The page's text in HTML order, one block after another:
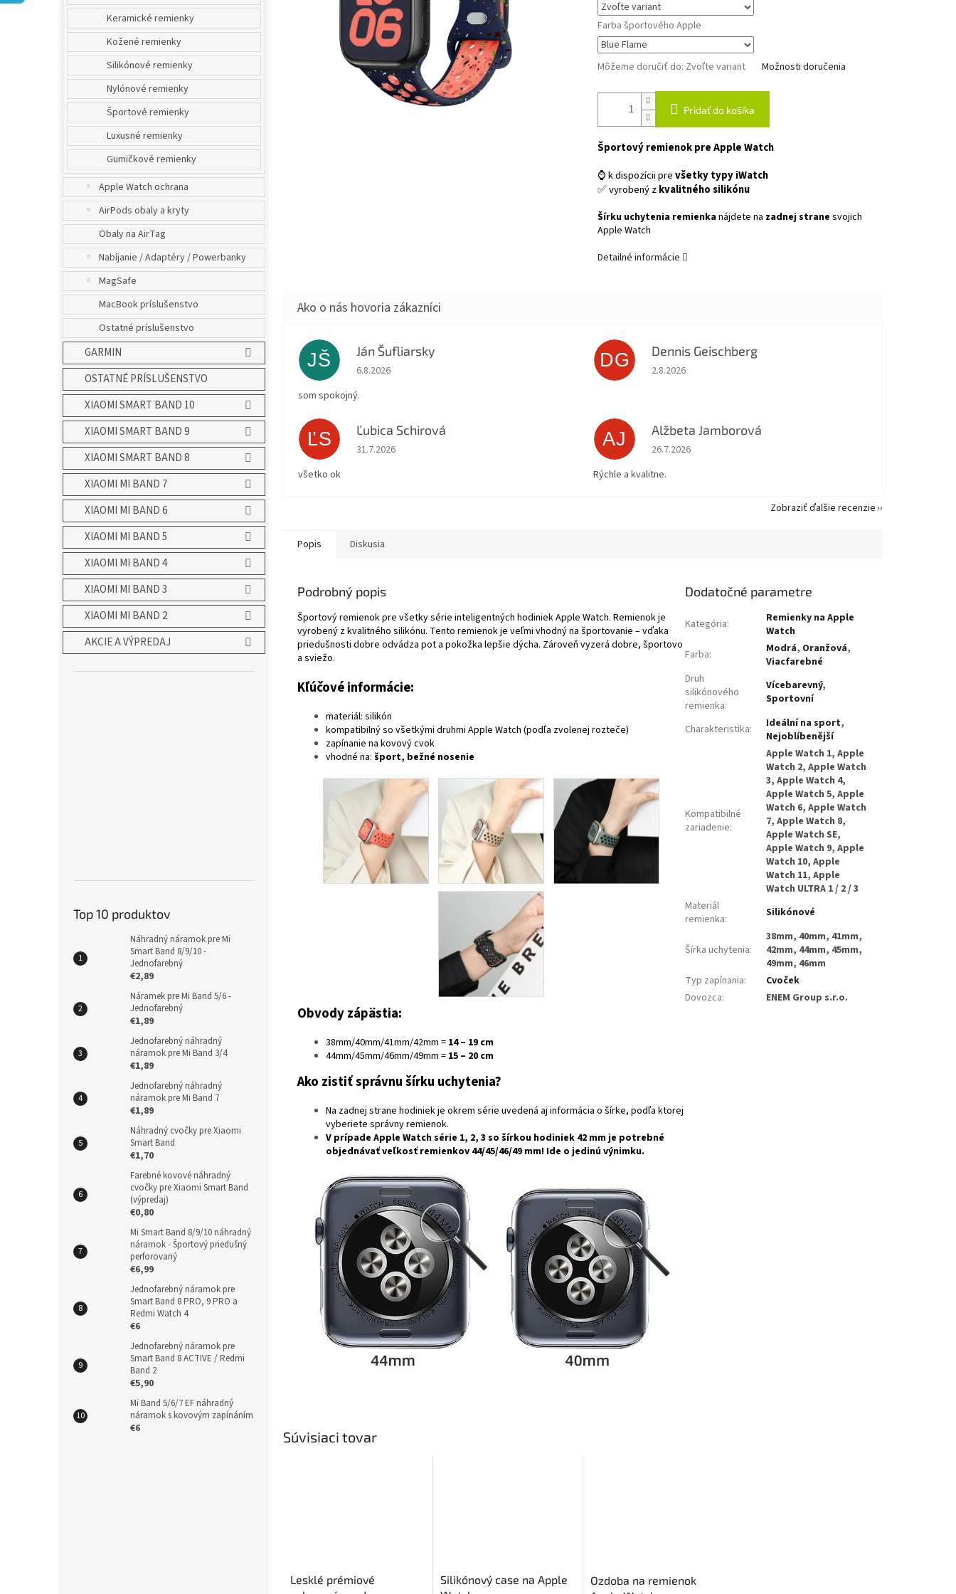
Keramické remienky
Kožené remienky
Silikónové remienky
Nylónové remienky
Športové remienky
Luxusné remienky
Gumičkové remienky
Apple Watch ochrana
AirPods obaly a kryty
Obaly na AirTag
Nabíjanie / Adaptéry / Powerbanky
MagSafe
MacBook príslušenstvo
Ostatné príslušenstvo
GARMIN
OSTATNÉ PRÍSLUŠENSTVO
XIAOMI SMART BAND 10
XIAOMI SMART BAND 9
XIAOMI SMART BAND 8
XIAOMI MI BAND 7
XIAOMI MI BAND 6
XIAOMI MI BAND 5
XIAOMI MI BAND 4
XIAOMI MI BAND 3
XIAOMI MI BAND 2
AKCIE A VÝPREDAJ
Top 10 produktov
Náhradný náramok pre Mi
Smart Band 8/9/10 -
Jednofarebný
€2,89
Náramek pre Mi Band 5/6 -
Jednofarebný
€1,89
Jednofarebný náhradný
náramok pre Mi Band 3/4
€1,89
Jednofarebný náhradný
náramok pre Mi Band 7
€1,89
Náhradný cvočky pre Xiaomi
Smart Band
€1,70
Farebné kovové náhradný
cvočky pre Xiaomi Smart Band
(výpredaj)
€0,80
Mi Smart Band 8/9/10 náhradný
náramok - Športový priedušný
perforovaný
€6,99
Jednofarebný náramok pre
Smart Band 8 PRO, 9 PRO a
Redmi Watch 4
€6
Jednofarebný náramok pre
Smart Band 8 ACTIVE / Redmi
Band 2
€5,90
Mi Band 5/6/7 EF náhradný
náramok s kovovým zapínáním
€6
Farba športového Apple
Môžeme doručiť do: Zvoľte variant Možnosti doručenia
Pridať do košíka
Športový remienok pre Apple Watch
⌚ k dispozícii prevšetky typy iWatch
✅ vyrobený zkvalitného silikónu
Šírku uchytenia remienkanájdete na zadnej strane svojich
Apple Watch
Detailné informácie
Súvisiaci tovar
Lesklé prémiové
Silikónový case na Apple
Ozdoba na remienok
Popis Diskusia
Podrobný popis
Športový remienok pre všetky série inteligentných hodiniek Apple Watch. Remienok je
vyrobený z kvalitného silikónu. Tento remienok je veľmi vhodný na športovanie – vďaka
priedušnosti dobre odvádza pot a pokožka lepšie dýcha. Zároveň vyzerá dobre, športovo
a sviežo.
Kľúčové informácie:
materiál: silikón
kompatibilný so všetkými druhmi Apple Watch (podľa zvolenej rozteče)
zapínanie na kovový cvok
vhodné na: šport, bežné nosenie
Obvody zápästia:
38mm/40mm/41mm/42mm = 14 – 19 cm
44mm/45mm/46mm/49mm = 15 – 20 cm
Ako zistiť správnu šírku uchytenia?
Na zadnej strane hodiniek je okrem série uvedená aj informácia o šírke, podľa ktorej
vyberiete správny remienok.
V prípade Apple Watch série 1, 2, 3 so šírkou hodiniek 42 mm je potrebné
objednávať veľkosť remienkov 44/45/46/49 mm! Ide o jedinú výnimku.
Dodatočné parametre
Kategória:
Remienky na Apple
Watch
Farba: Modrá, Oranžová,
Viacfarebné
Druh
silikónového
remienka:
Vícebarevný,
Sportovní
Charakteristika: Ideální na sport,
Nejoblíbenější
Kompatibilné
zariadenie:
Apple Watch 1, Apple
Watch 2, Apple Watch
3, Apple Watch 4,
Apple Watch 5, Apple
Watch 6, Apple Watch
7, Apple Watch 8,
Apple Watch SE,
Apple Watch 9, Apple
Watch 10, Apple
Watch 11, Apple
Watch ULTRA 1 / 2 / 3
Materiál
remienka: Silikónové
Šírka uchytenia:
38mm, 40mm, 41mm,
42mm, 44mm, 45mm,
49mm, 46mm
Typ zapínania:
Cvoček
Dovozca: ENEM Group s.r.o.
JŠ Ján Šufliarsky
Hodnotenie obchodu je 5 z 5 hviezdičiek.
6.8.2026
som spokojný.
DG Dennis Geischberg
Hodnotenie obchodu je 5 z 5 hviezdičiek.
2.8.2026
ĽS Ľubica Schirová
Hodnotenie obchodu je 5 z 5 hviezdičiek.
31.7.2026
všetko ok
AJ Alžbeta Jamborová
Hodnotenie obchodu je 5 z 5 hviezdičiek.
26.7.2026
Rýchle a kvalitne.
Zobraziť ďalšie recenzie